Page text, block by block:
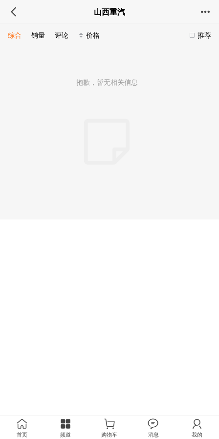
山西重汽
推荐
综合 销量 评论 价格
抱歉，暂无相关信息
首页 频道 购物车 消息 我的